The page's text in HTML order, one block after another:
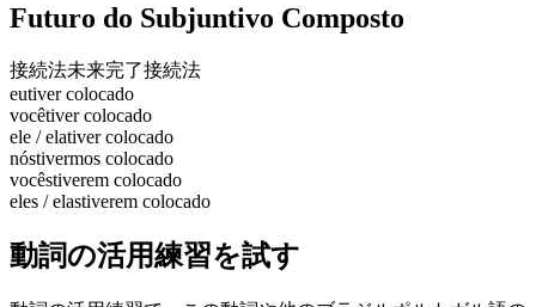
Futuro do Subjuntivo Composto
接続法未来完了接続法
eutiver colocado
vocêtiver colocado
ele / elativer colocado
nóstivermos colocado
vocêstiverem colocado
eles / elastiverem colocado
動詞の活用練習を試す